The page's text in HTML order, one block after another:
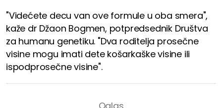
"Videćete decu van ove formule u oba smera",
kaže dr Džaon Bogmen, potpredsednik Društva
za humanu genetiku. "Dva roditelja prosečne
visine mogu imati dete košarkaške visine ili
ispodprosečne visine".